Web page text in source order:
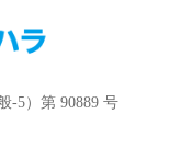
-5）第 90889 号